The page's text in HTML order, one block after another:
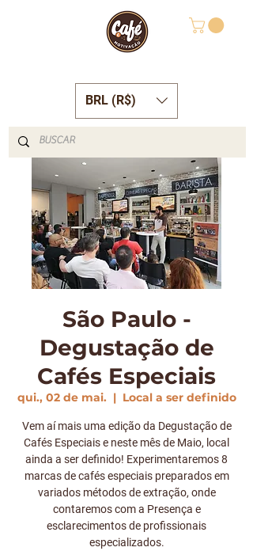
BRL (R$)
São Paulo -
Degustação de
Cafés Especiais
qui., 02 de mai.
  |
Local a ser definido
Vem aí mais uma edição da Degustação de
Cafés Especiais e neste mês de Maio, local
ainda a ser definido! Experimentaremos 8
marcas de cafés especiais preparados em
variados métodos de extração, onde
contaremos com a Presença e
esclarecimentos de profissionais
especializados.